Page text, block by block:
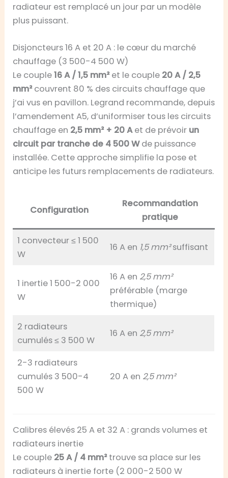
radiateur est remplacé un jour par un modèle
plus puissant.
Disjoncteurs 16 A et 20 A : le cœur du marché
chauffage (3 500-4 500 W)
Le couple16 A / 1,5 mm²et le couple 20 A / 2,5
mm²couvrent 80 % des circuits chauffage que
j’ai vus en pavillon. Legrand recommande, depuis
l’amendement A5, d’uniformiser tous les circuits
chauffage en 2,5 mm² + 20 Aet de prévoir un
circuit par tranche de 4 500 Wde puissance
installée. Cette approche simplifie la pose et
anticipe les futurs remplacements de radiateurs.
Configuration
Recommandation
pratique
1 convecteur ≤ 1 500
W
16 A en 1,5 mm²suffisant
1 inertie 1 500-2 000
W
16 A en 2,5 mm²
préférable (marge
thermique)
2 radiateurs
cumulés ≤ 3 500 W
16 A en 2,5 mm²
2-3 radiateurs
cumulés 3 500-4
500 W
20 A en 2,5 mm²
Calibres élevés 25 A et 32 A : grands volumes et
radiateurs inertie
Le couple 25 A / 4 mm²trouve sa place sur les
radiateurs à inertie forte (2 000-2 500 W